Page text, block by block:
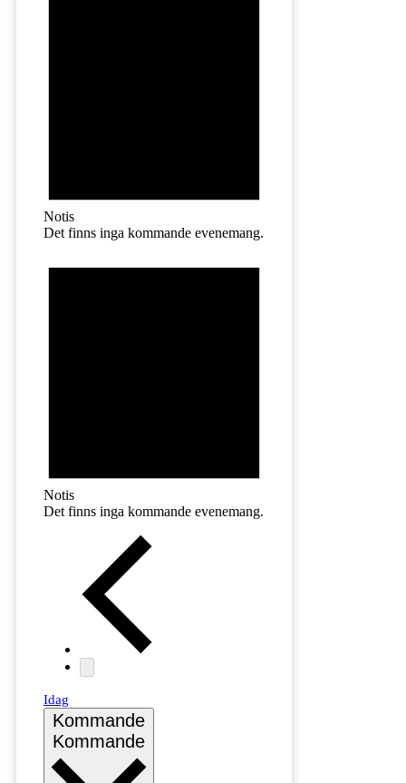
Notis
Det finns inga kommande evenemang.
Notis
Det finns inga kommande evenemang.
Idag
Kommande
Kommande